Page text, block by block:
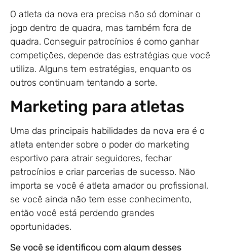
O atleta da nova era precisa não só dominar o
jogo dentro de quadra, mas também fora de
quadra. Conseguir patrocínios é como ganhar
competições, depende das estratégias que você
utiliza. Alguns tem estratégias, enquanto os
outros continuam tentando a sorte.
Marketing para atletas
Uma das principais habilidades da nova era é o
atleta entender sobre o poder do marketing
esportivo para atrair seguidores, fechar
patrocínios e criar parcerias de sucesso. Não
importa se você é atleta amador ou profissional,
se você ainda não tem esse conhecimento,
então você está perdendo grandes
oportunidades.
Se você se identificou com algum desses